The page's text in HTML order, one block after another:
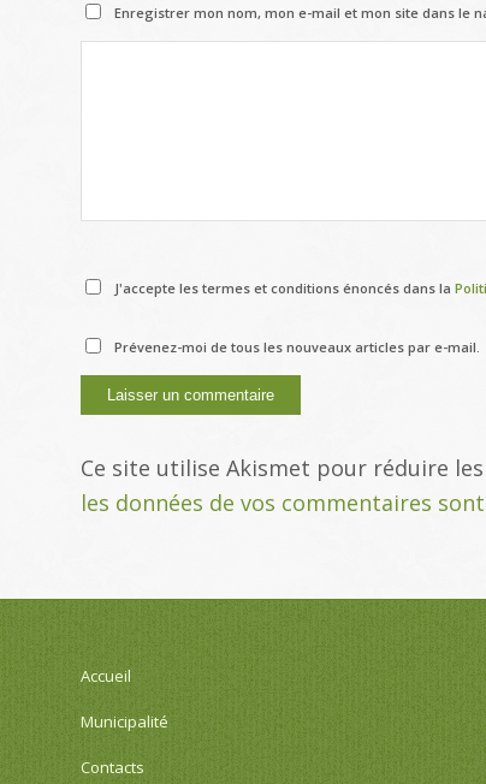
Enregistrer mon nom, mon e-mail et mon site dans le
J'accepte les termes et conditions énoncés dans la
Prévenez-moi de tous les nouveaux articles par e-mail.
Ce site utilise Akismet pour réduire
les données de vos commentaires
Accueil
Municipalité
Contacts